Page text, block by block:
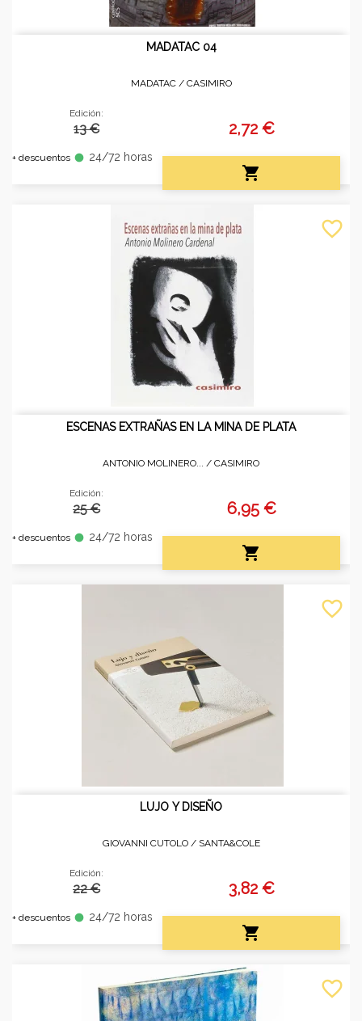
MADATAC 04
MADATAC / CASIMIRO
Edición:
13 €
+ descuentos fiber_manual_record 24/72 horas
2,72 €

ESCENAS EXTRAÑAS EN LA MINA DE PLATA
ANTONIO MOLINERO... / CASIMIRO
Edición:
25 €
+ descuentos fiber_manual_record 24/72 horas
6,95 €

favorite_border
LUJO Y DISEÑO
GIOVANNI CUTOLO / SANTA&COLE
Edición:
22 €
+ descuentos fiber_manual_record 24/72 horas
3,82 €

favorite_border
favorite_border